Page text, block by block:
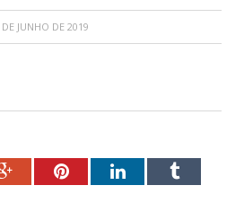
JUNHO DE 2019
Google+PinterestLinkedInTumblr